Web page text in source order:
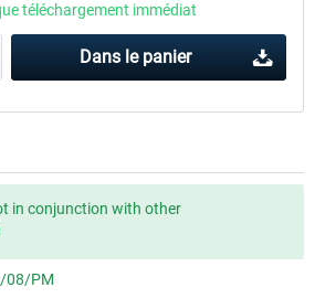
téléchargement immédiat
Dans le panier
in conjunction with other
08/PM